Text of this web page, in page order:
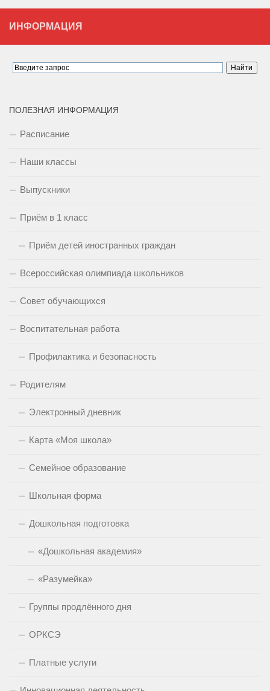
ИНФОРМАЦИЯ
ПОЛЕЗНАЯ ИНФОРМАЦИЯ
Расписание
Наши классы
Выпускники
Приём в 1 класс
Приём детей иностранных граждан
Всероссийская олимпиада школьников
Совет обучающихся
Воспитательная работа
Профилактика и безопасность
Родителям
Электронный дневник
Карта «Моя школа»
Семейное образование
Школьная форма
Дошкольная подготовка
«Дошкольная академия»
«Разумейка»
Группы продлённого дня
ОРКСЭ
Платные услуги